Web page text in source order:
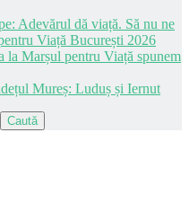
Adevărul dă viață. Să nu ne
Viață București 2026
la Marșul pentru Viață spunem
Mureș: Luduș și Iernut
Caută